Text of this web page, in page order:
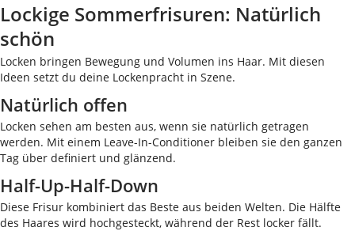
Lockige Sommerfrisuren: Natürlich
schön
Locken bringen Bewegung und Volumen ins Haar. Mit diesen
Ideen setzt du deine Lockenpracht in Szene.
Natürlich offen
Locken sehen am besten aus, wenn sie natürlich getragen
werden. Mit einem Leave-In-Conditioner bleiben sie den ganzen
Tag über definiert und glänzend.
Half-Up-Half-Down
Diese Frisur kombiniert das Beste aus beiden Welten. Die Hälfte
des Haares wird hochgesteckt, während der Rest locker fällt.